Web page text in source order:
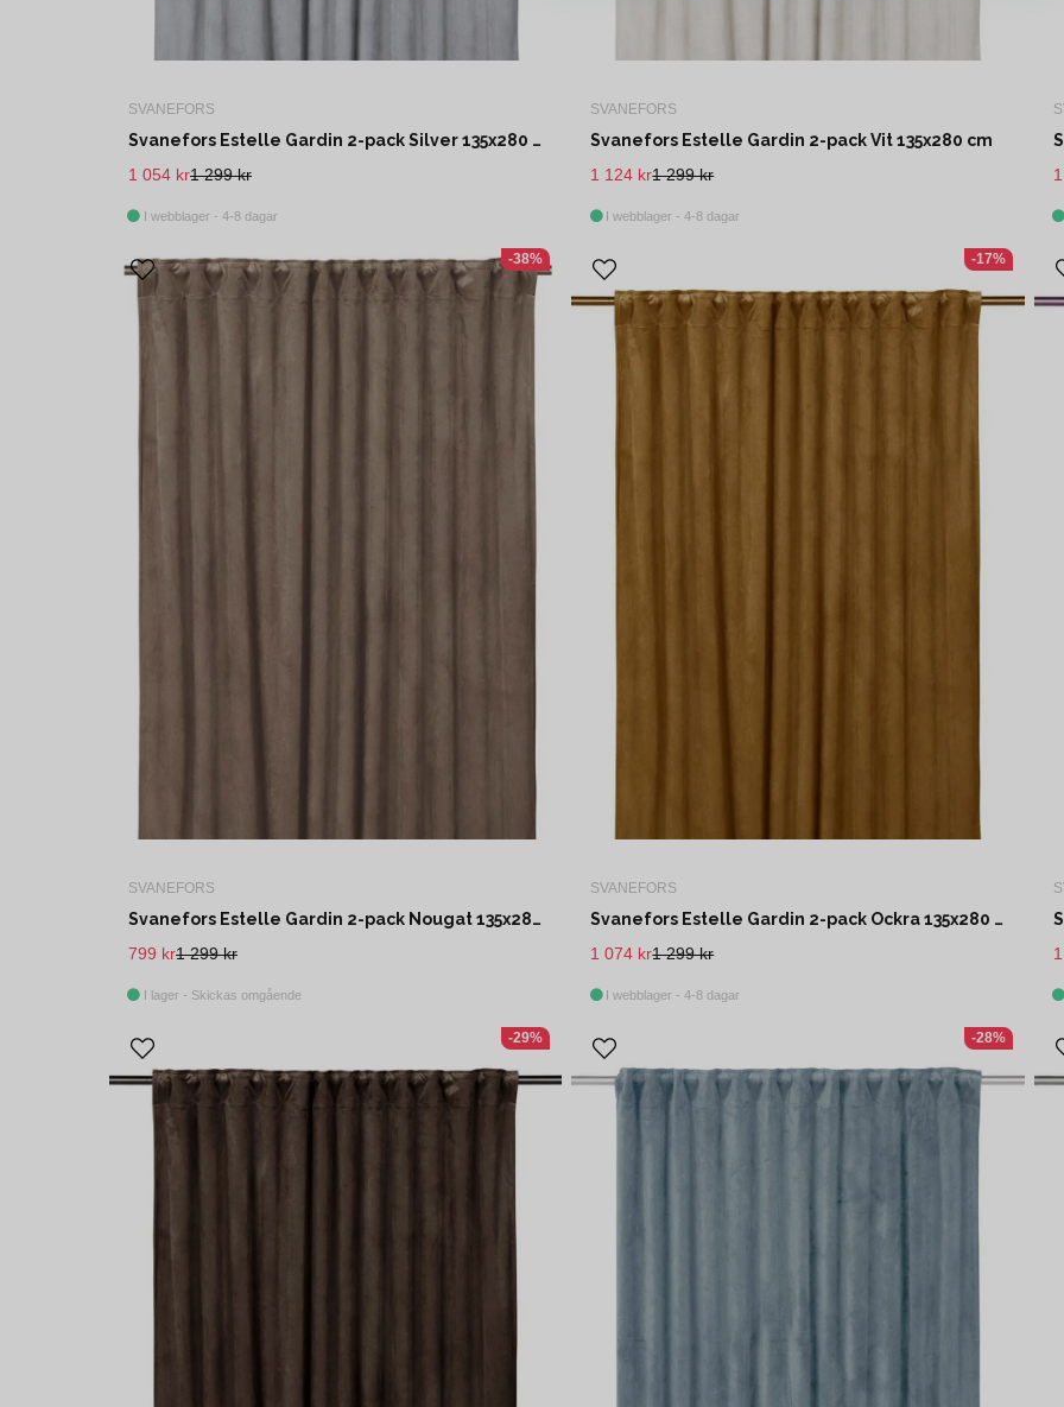
SVANEFORS
Svanefors Estelle Gardin 2-pack Silver 135x280 cm
1 299 kr
1 054 kr
I webblager - 4-8 dagar
SVANEFORS
Svanefors Estelle Gardin 2-pack Vit 135x280 cm
1 299 kr
1 124 kr
I webblager - 4-8 dagar
SVANEFORS
Svanefors Estelle Gardin 2-pack Nougat 135x280 cm
1 299 kr
799 kr
I lager - Skickas omgående
-38%
SVANEFORS
Svanefors Estelle Gardin 2-pack Ockra 135x280 cm
1 299 kr
1 074 kr
I webblager - 4-8 dagar
-17%
-29% -28%